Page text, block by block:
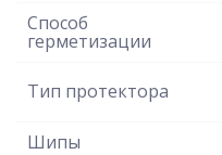
Способ
герметизации
Тип протектора
Шипы